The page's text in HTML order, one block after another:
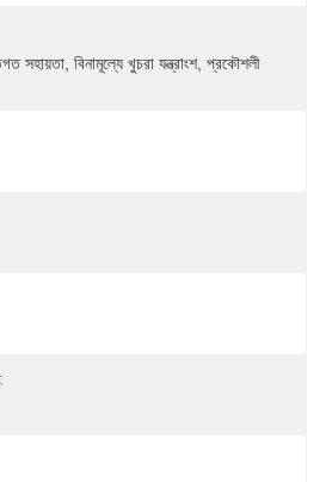
সহায়তা, বিনামূল্যে খুচরা যন্ত্রাংশ, প্রকৌশলী